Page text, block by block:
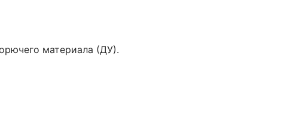
материала (ДУ).